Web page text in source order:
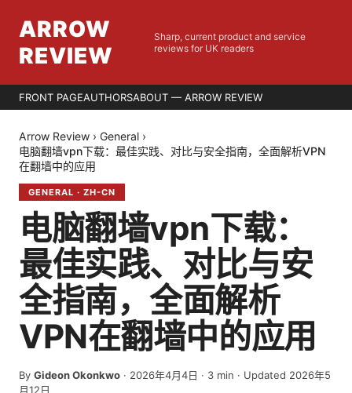
ARROW
REVIEW
Sharp, current product and service
reviews for UK readers
FRONT PAGEAUTHORSABOUT — ARROW REVIEW
Arrow Review › General ›
电脑翻墙vpn下载：最佳实践、对比与安全指南，全面解析VPN
在翻墙中的应用
GENERAL · ZH-CN
电脑翻墙vpn下载：
最佳实践、对比与安
全指南，全面解析
VPN在翻墙中的应用
By Gideon Okonkwo · 2026年4月4日 · 3 min · Updated 2026年5
月12日